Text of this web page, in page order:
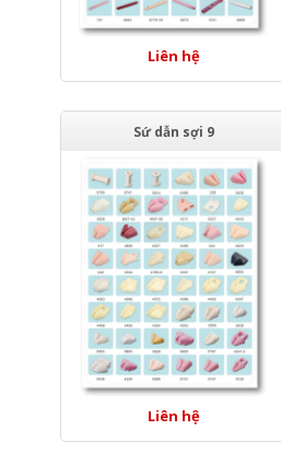
Liên hệ
Sứ dẫn sợi 9
Liên hệ